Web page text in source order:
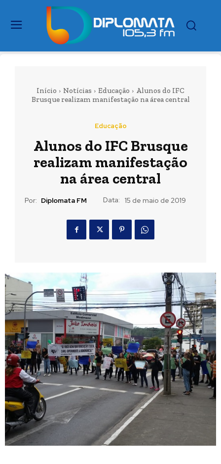
Início Notícias Educação
Alunos do IFC
Brusque realizam manifestação na área central
Educação
Alunos do IFC Brusque
realizam manifestação
na área central
Por: Diplomata FM Data: 15 de maio de 2019